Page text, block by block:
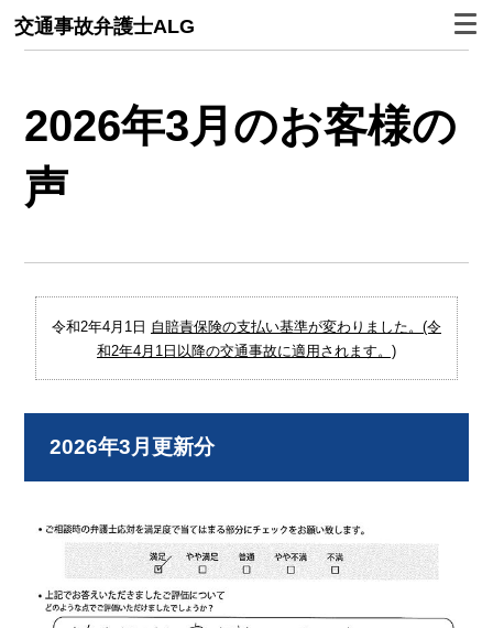
交通事故弁護士ALG
2026年3月のお客様の
声
令和2年4月1日 自賠責保険の支払い基準が変わりました。(令
和2年4月1日以降の交通事故に適用されます。)
2026年3月更新分